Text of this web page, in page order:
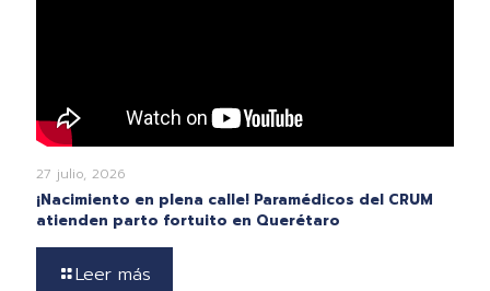
27 julio, 2026
¡Nacimiento en plena calle! Paramédicos del CRUM
atienden parto fortuito en Querétaro
Leer más